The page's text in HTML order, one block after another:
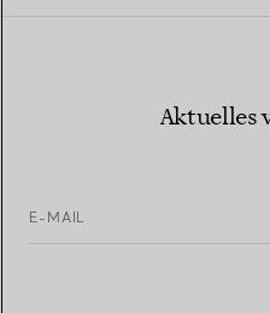
Aktuelles
E-MAIL